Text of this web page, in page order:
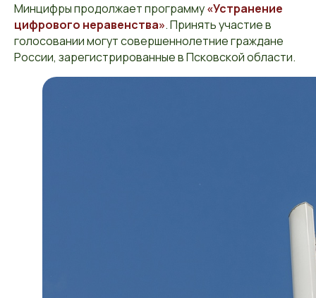
Минцифры продолжает программу«Устранение
цифрового неравенства». Принять участие в
голосовании могут совершеннолетние граждане
России, зарегистрированные в Псковской области.